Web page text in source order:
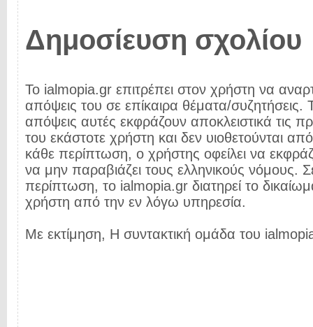
Δημοσίευση σχολίου
Το ialmopia.gr επιτρέπει στον χρήστη να
απόψεις του σε επίκαιρα θέματα/συζητήσεις.
απόψεις αυτές εκφράζουν αποκλειστικά τις
του εκάστοτε χρήστη και δεν υιοθετούνται
κάθε περίπτωση, ο χρήστης οφείλει να
να μην παραβιάζει τους ελληνικούς νόμους.
περίπτωση, το ialmopia.gr διατηρεί το
χρήστη από την εν λόγω υπηρεσία.
Με εκτίμηση, Η συντακτική ομάδα του